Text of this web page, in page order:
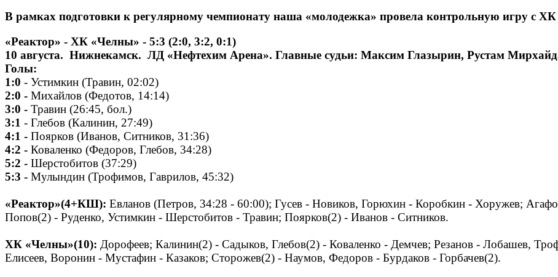
В рамках подготовки к регулярному чемпионату наша «молодежка» провела контрольную игру с
«Реактор» - ХК «Челны» - 5:3 (2:0, 3:2, 0:1)
10 августа. Нижнекамск. ЛД «Нефтехим Арена». Главные судьи: Максим Глазырин, Рустам
Голы:
1:0 - Устимкин (Травин, 02:02)
2:0 - Михайлов (Федотов, 14:14)
3:0 - Травин (26:45, бол.)
3:1 - Глебов (Калинин, 27:49)
4:1 - Поярков (Иванов, Ситников, 31:36)
4:2 - Коваленко (Федоров, Глебов, 34:28)
5:2 - Шерстобитов (37:29)
5:3 - Мулындин (Трофимов, Гаврилов, 45:32)
«Реактор»(4+КШ): Евланов (Петров, 34:28 - 60:00); Гусев - Новиков, Горюхин - Коробкин - Хоружев;
Попов(2) - Руденко, Устимкин - Шерстобитов - Травин; Поярков(2) - Иванов - Ситников.
ХК «Челны»(10): Дорофеев; Калинин(2) - Садыков, Глебов(2) - Коваленко - Демчев; Резанов - Лобашев,
Елисеев, Воронин - Мустафин - Казаков; Сторожев(2) - Наумов, Федоров - Бурдаков - Горбачев(2).